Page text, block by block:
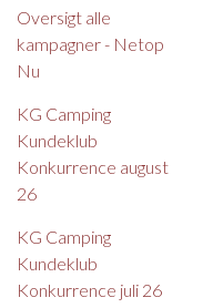
Oversigt alle
kampagner - Netop
Nu
KG Camping
Kundeklub
Konkurrence august
26
KG Camping
Kundeklub
Konkurrence juli 26